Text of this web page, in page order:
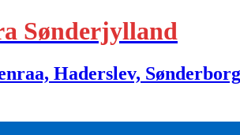
Sønderjylland
Haderslev,